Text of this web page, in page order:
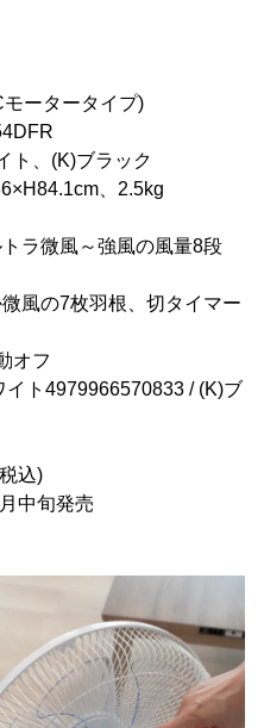
モータータイプ)
ブラック
、2.5kg
風～強風の風量8段
根、切タイマー
フ
/ (K)ブ
込)
旬発売